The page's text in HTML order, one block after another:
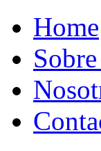
Home